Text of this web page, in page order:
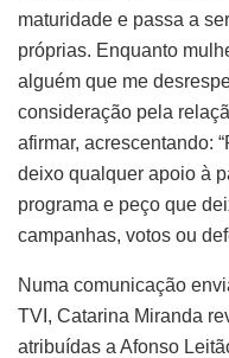
maturidade e passa a
próprias. Enquanto
alguém que me
consideração pela
afirmar, acrescentando:
deixo qualquer apoio à
programa e peço que
campanhas, votos ou
Numa comunicação
TVI, Catarina Miranda
atribuídas a Afonso